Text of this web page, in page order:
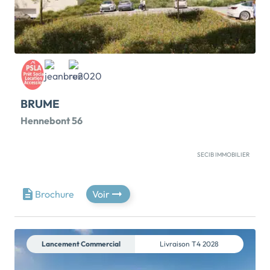
BRUME
Hennebont 56
SECIB IMMOBILIER
d'Hennebont, Brume s'intègre parfaitement dans un
cadre naturel préservé, entre la forêt du Hingair et les
rives du Blavet. Sa ligne architecturale épurée et ses
teintes naturelles viennent compléter
harmonieusement le quartier tout en apportant une
Brochure Voir
Lancement Commercial Livraison T4 2028